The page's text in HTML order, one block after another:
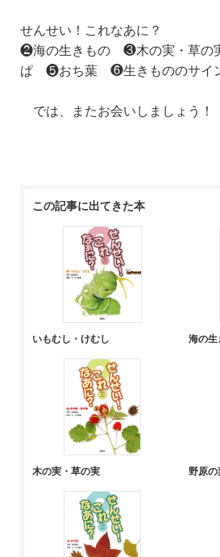
せんせい！これなあに？
❷海の生きもの ❸木の実・草
ぱ ❺おち葉 ❻生きもののサイ
では、またお会いしましょう！
この記事に出てきた本
いもむし・けむし 海の
木の実・草の実 野原